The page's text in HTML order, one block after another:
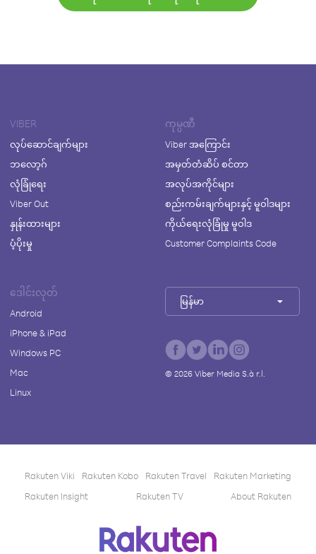
VIBER
လုပ်ဆောင်ချက်များ
ဘလော့ဂ်
လုံခြုံရေး
Viber Out
နှုန်းထားများ
ပံ့ပိုးမှု
ကုမ္ပဏီ
Viber အကြောင်း
အမှတ်တံဆိပ် စင်တာ
အလုပ်အကိုင်များ
စည်းကမ်းချက်များနှင့် မူဝါဒများ
ကိုယ်ရေးလုံခြုံမှု မူဝါဒ
Customer Complaints Code
ဒေါင်းလုတ်
Android
iPhone & iPad
Windows PC
Mac
Linux
မြန်မာ
© 2026Viber Media S.à r.l.
Rakuten Viki Rakuten Kobo Rakuten Travel
Rakuten Marketing
Rakuten Insight
Rakuten TV About Rakuten